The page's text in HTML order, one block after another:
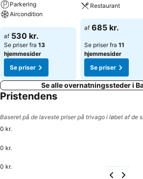
Parkering
Aircondition
Se priser
af 530 kr.
Se priser fra 13
hjemmesider
Se priser
Restaurant
Se priser
af 685 kr.
Se priser fra 11
hjemmesider
Se priser
Se alle overnatningssteder i
Pristendens
Baseret på de laveste priser på trivago i løbet af de
0 kr.
0 kr.
0 kr.